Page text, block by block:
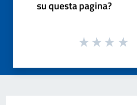
su questa pagina?